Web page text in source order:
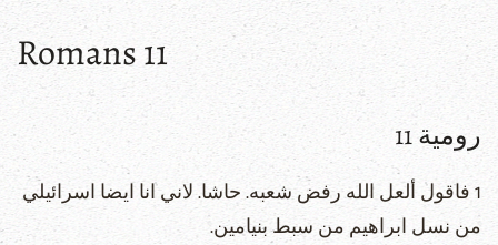
Romans 11
رومية 11
1 فاقول ألعل الله رفض شعبه. حاشا. لاني انا ايضا اسرائيلي
من نسل ابراهيم من سبط بنيامين.